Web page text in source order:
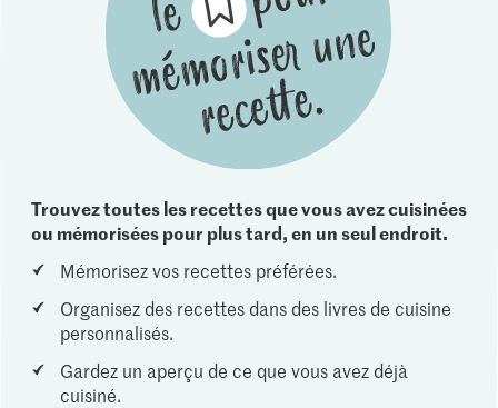
Trouvez toutes les recettes que vous avez cuisinées
ou mémorisées pour plus tard, en un seul endroit.
Mémorisez vos recettes préférées.
Organisez des recettes dans des livres de cuisine
personnalisés.
Gardez un aperçu de ce que vous avez déjà
cuisiné.